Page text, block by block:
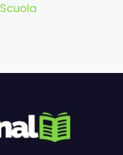
Scuola